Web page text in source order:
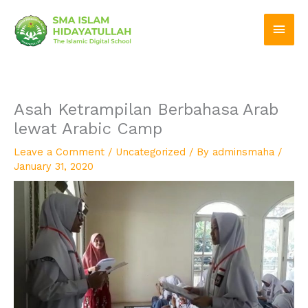
content
Main
Asah Ketrampilan Berbahasa Arab
lewat Arabic Camp
Leave a Comment / Uncategorized / By adminsmaha /
January 31, 2020